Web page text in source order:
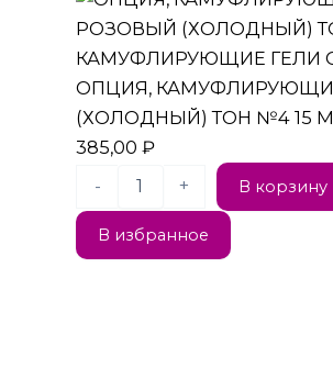
КАМУФЛИРУЮЩИЕ ГЕЛИ
ОПЦИЯ,
(ХОЛОДНЫЙ) ТОН №4 15
385,00₽
-
+ В корзину
В избранное